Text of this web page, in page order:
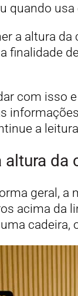
quando
a altura
finalidade
com isso
a
da
geral, a
acima da
cadeira,